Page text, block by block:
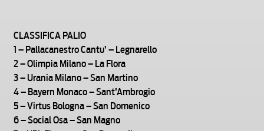
CLASSIFICA PALIO
1 – Pallacanestro Cantu’ – Legnarello
2 – Olimpia Milano – La Flora
3 – Urania Milano – San Martino
4 – Bayern Monaco – Sant’Ambrogio
5 – Virtus Bologna – San Domenico
6 – Social Osa – San Magno